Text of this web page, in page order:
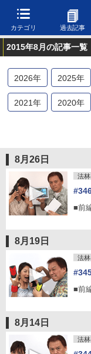
カテゴリ 過去記事
2015年8月の記事一覧
2026年 2025年
2021年 2020年
8月26日
法
■前
8月19日
法
■前
8月14日
法